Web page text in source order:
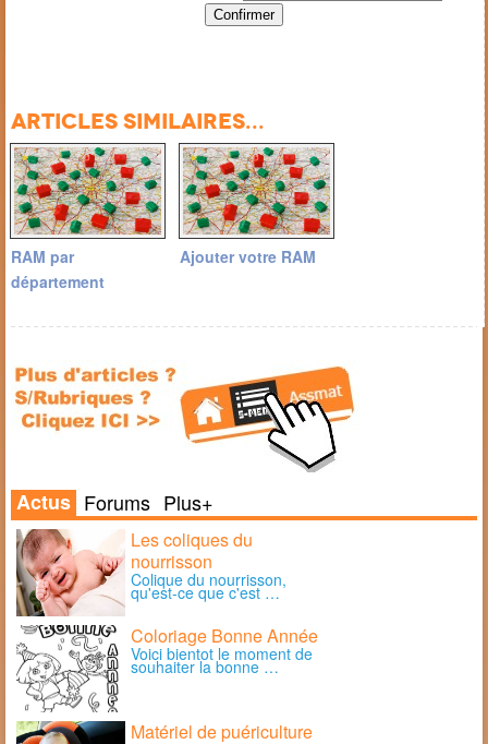
Articles similaires...
RAM par
département
Ajouter votre RAM
Actus Forums Plus+
Les coliques du
nourrisson
Colique du nourrisson,
qu'est-ce que c'est …
Coloriage Bonne Année
Voici bientot le moment de
souhaiter la bonne …
Matériel de puériculture